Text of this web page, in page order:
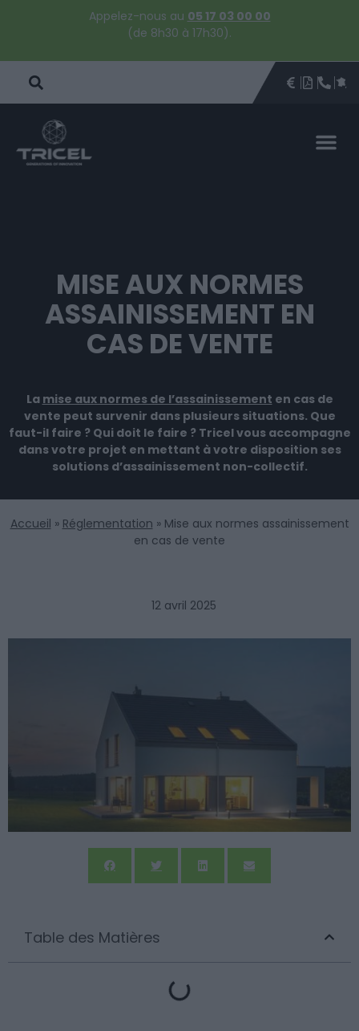
Appelez-nous au 05 17 03 00 00
(de 8h30 à 17h30).
DEVISÊTRE
MISE AUX NORMES
ASSAINISSEMENT EN
CAS DE VENTE
La mise aux normes de l’assainissement en cas de
vente peut survenir dans plusieurs situations. Que
faut-il faire ? Qui doit le faire ? Tricel vous accompagne
dans votre projet en mettant à votre disposition ses
solutions d’assainissement non-collectif.
Accueil » Réglementation » Mise aux normes assainissement
en cas de vente
12 avril 2025
Table des Matières